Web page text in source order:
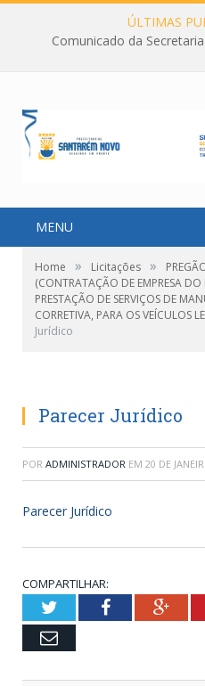
ÚLTIMAS
Comunicado da
MENU
Home » Licitações »
(CONTRATAÇÃO DE EMPRESA
PRESTAÇÃO DE SERVIÇOS DE
CORRETIVA, PARA OS VEÍCULOS
Jurídico
Parecer Jurídico
POR ADMINISTRADOR EM 20 DE
Parecer Jurídico
COMPARTILHAR:
TwitterFacebook
Email